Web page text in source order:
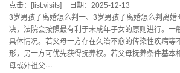
点击：[list:visits]
日期：2025-12-13
3岁男孩子离婚怎么判一、3岁男孩子离婚怎么判离婚
决，法院会按照最有利于未成年子女的原则进行。一
具体情况。若父母一方存在久治不愈的传染性疾病等
形，另一方可优先获得抚养权。若父母抚养条件基本
母或外祖父···